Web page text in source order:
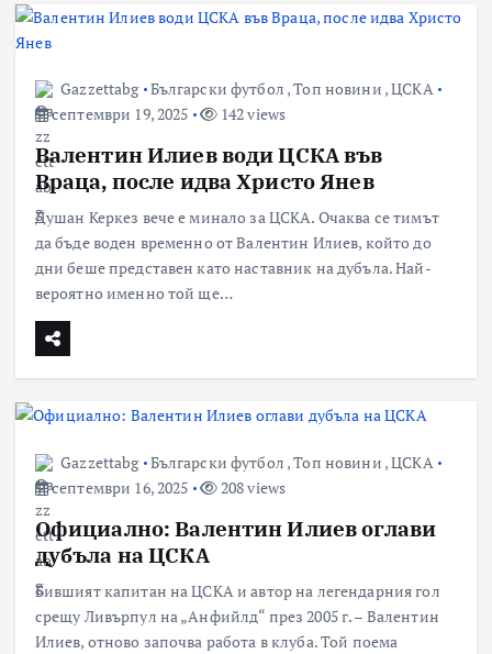
Gazzettabg Български футбол ,Топ новини ,ЦСКА
септември 19, 2025
142 views
Валентин Илиев води ЦСКА във
Враца, после идва Христо Янев
Душан Керкез вече е минало за ЦСКА. Очаква се тимът
да бъде воден временно от Валентин Илиев, който до
дни беше представен като наставник на дубъла. Най-
вероятно именно той ще…
Gazzettabg Български футбол ,Топ новини ,ЦСКА
септември 16, 2025
208 views
Официално: Валентин Илиев оглави
дубъла на ЦСКА
Бившият капитан на ЦСКА и автор на легендарния гол
срещу Ливърпул на „Анфийлд“ през 2005 г. – Валентин
Илиев, отново започва работа в клуба. Той поема